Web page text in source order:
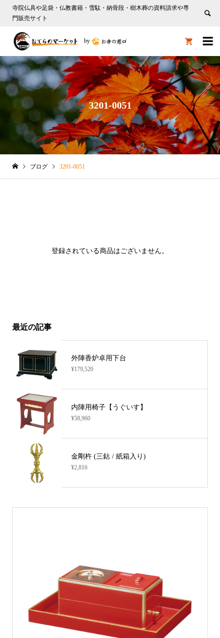
寺院仏具や足袋・仏教書籍・雪駄・納骨段・樹木葬の資料請求や専
門販売サイト

by 
3201-0051
ブログ 3201-0051
登録されている商品はございません。
最近の記事
外陣香炉卓用下台
¥179,520
内陣用椅子【うぐいす】
¥58,960
金剛杵 (三鈷 / 紙箱入り)
¥2,816